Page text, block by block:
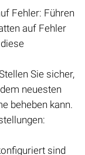
Fehler: Führen
auf Fehler
Sie sicher,
neuesten
beheben kann.
sind